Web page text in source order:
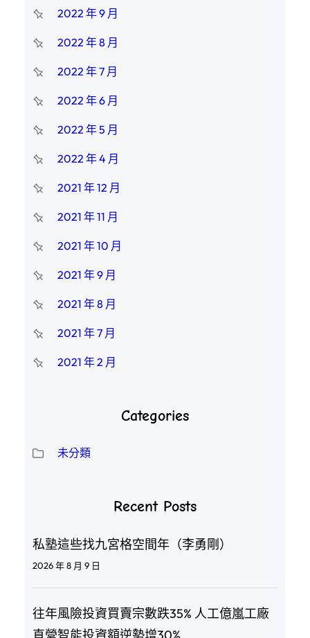
2022 年 9 月
2022 年 8 月
2022 年 7 月
2022 年 6 月
2022 年 5 月
2022 年 4 月
2021 年 12 月
2021 年 11 月
2021 年 10 月
2021 年 9 月
2021 年 8 月
2021 年 7 月
2021 年 2 月
Categories
未分類
Recent Posts
私塾這些找九宮格空間年（李勇剛）
2026 年 8 月 9 日
往年風險投資買賣宗數跌35% 人工億嵐工廠